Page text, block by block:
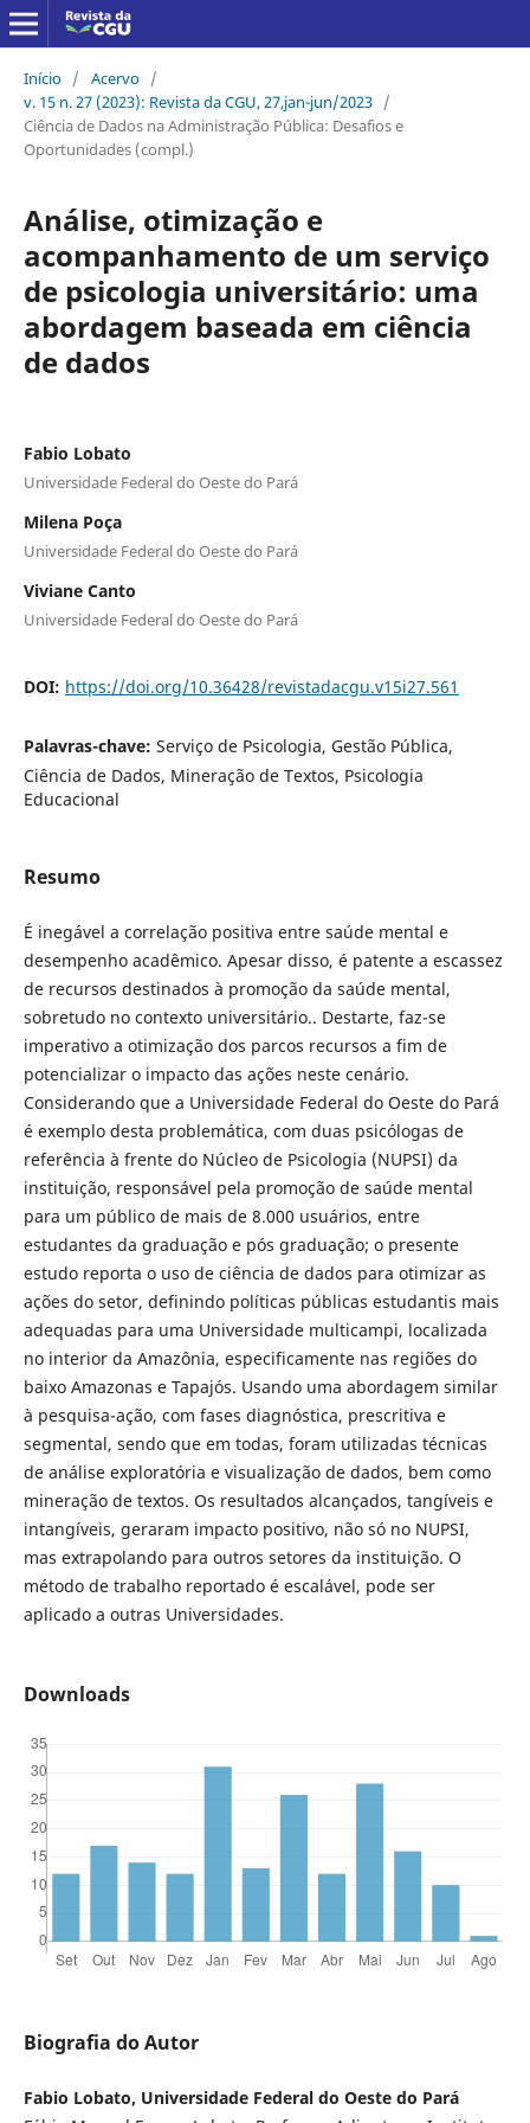
Início / Acervo /
v. 15 n. 27 (2023): Revista da CGU, 27,jan-jun/2023 /
Ciência de Dados na Administração Pública: Desafios e
Oportunidades (compl.)
Análise, otimização e
acompanhamento de um serviço
de psicologia universitário: uma
abordagem baseada em ciência
de dados
Fabio Lobato
Universidade Federal do Oeste do Pará
Milena Poça
Universidade Federal do Oeste do Pará
Viviane Canto
Universidade Federal do Oeste do Pará
DOI: https://doi.org/10.36428/revistadacgu.v15i27.561
Palavras-chave: Serviço de Psicologia, Gestão Pública,
Ciência de Dados, Mineração de Textos, Psicologia
Educacional
Resumo
É inegável a correlação positiva entre saúde mental e
desempenho acadêmico. Apesar disso, é patente a escassez
de recursos destinados à promoção da saúde mental,
sobretudo no contexto universitário.. Destarte, faz-se
imperativo a otimização dos parcos recursos a fim de
potencializar o impacto das ações neste cenário.
Considerando que a Universidade Federal do Oeste do Pará
é exemplo desta problemática, com duas psicólogas de
referência à frente do Núcleo de Psicologia (NUPSI) da
instituição, responsável pela promoção de saúde mental
para um público de mais de 8.000 usuários, entre
estudantes da graduação e pós graduação; o presente
estudo reporta o uso de ciência de dados para otimizar as
ações do setor, definindo políticas públicas estudantis mais
adequadas para uma Universidade multicampi, localizada
no interior da Amazônia, especificamente nas regiões do
baixo Amazonas e Tapajós. Usando uma abordagem similar
à pesquisa-ação, com fases diagnóstica, prescritiva e
segmental, sendo que em todas, foram utilizadas técnicas
de análise exploratória e visualização de dados, bem como
mineração de textos. Os resultados alcançados, tangíveis e
intangíveis, geraram impacto positivo, não só no NUPSI,
mas extrapolando para outros setores da instituição. O
método de trabalho reportado é escalável, pode ser
aplicado a outras Universidades.
Downloads
Biografia do Autor
Fabio Lobato, Universidade Federal do Oeste do Pará